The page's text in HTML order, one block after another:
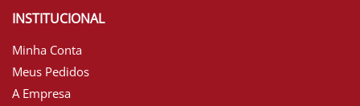
INSTITUCIONAL
Minha Conta
Meus Pedidos
A Empresa